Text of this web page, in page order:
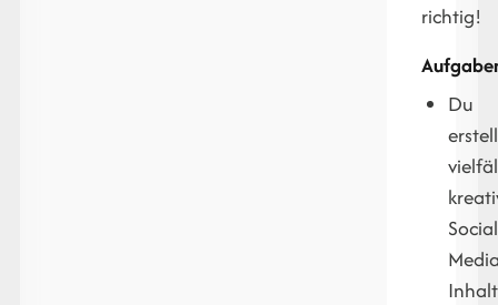
richtig!
Du